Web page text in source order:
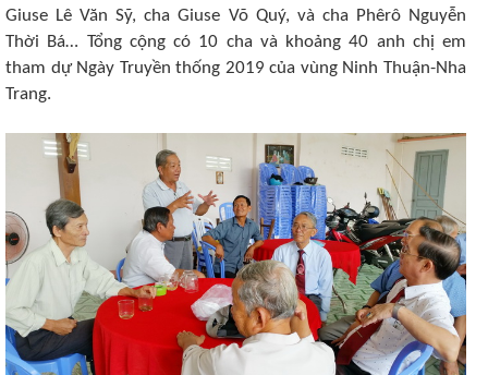
Giuse Lê Văn Sỹ, cha Giuse Võ Quý, và cha Phêrô Nguyễn
Thời Bá… Tổng cộng có 10 cha và khoảng 40 anh chị em
tham dự Ngày Truyền thống 2019 của vùng Ninh Thuận-Nha
Trang.